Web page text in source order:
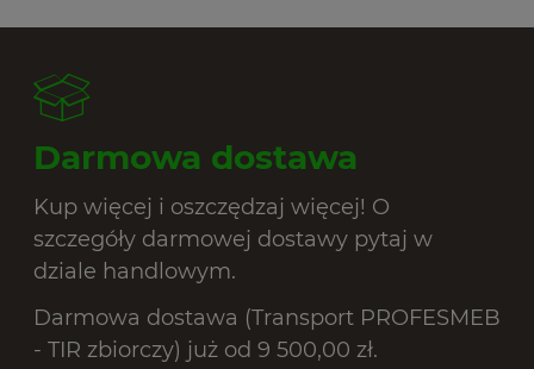
Darmowa dostawa
Kup więcej i oszczędzaj więcej! O
szczegóły darmowej dostawy pytaj w
dziale handlowym.
Darmowa dostawa (Transport PROFESMEB
- TIR zbiorczy) już od 9 500,00 zł.